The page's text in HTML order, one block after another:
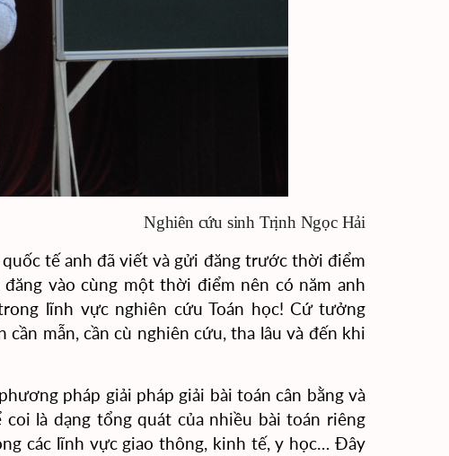
Nghiên cứu sinh Trịnh Ngọc Hải
tế anh đã viết và gửi đăng trước thời điểm
vào cùng một thời điểm nên có năm anh
lĩnh vực nghiên cứu Toán học! Cứ tưởng
mẫn, cần cù nghiên cứu, tha lâu và đến khi
pháp giải pháp giải bài toán cân bằng và
là dạng tổng quát của nhiều bài toán riêng
các lĩnh vực giao thông, kinh tế, y học… Đây